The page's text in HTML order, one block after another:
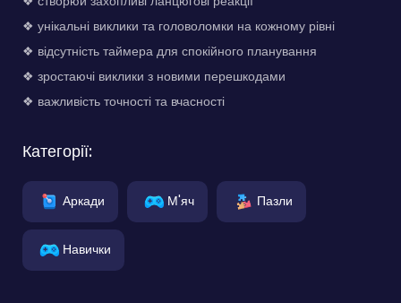
❖ унікальні виклики та головоломки на кожному рівні
❖ відсутність таймера для спокійного планування
❖ зростаючі виклики з новими перешкодами
❖ важливість точності та вчасності
Категорії:
Аркади М'яч Пазли
Навички